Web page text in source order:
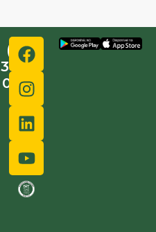
(48)
3632-
0000